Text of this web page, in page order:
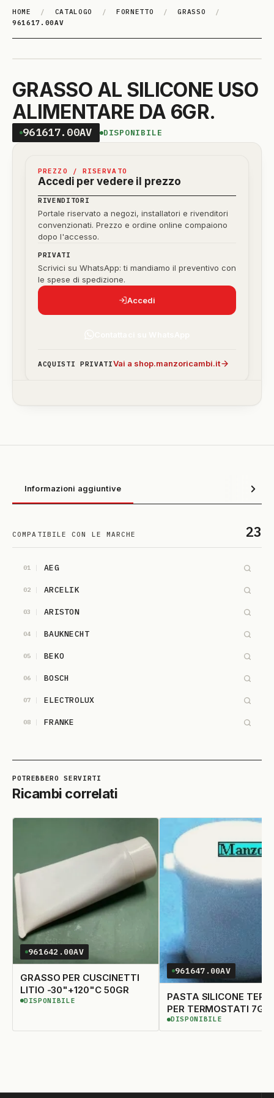
HOME / CATALOGO / FORNETTO / GRASSO
/
961617.00AV
GRASSO AL SILICONE USO
ALIMENTARE DA 6GR.
961617.00AV DISPONIBILE
PREZZO / RISERVATO
Accedi per vedere il prezzo
RIVENDITORI
Portale riservato a negozi, installatori e rivenditori
convenzionati. Prezzo e ordine online compaiono
dopo l'accesso.
PRIVATI
Scrivici su WhatsApp: ti mandiamo il preventivo con
le spese di spedizione.
Accedi
ACQUISTI PRIVATIVai a shop.manzoricambi.it
Informazioni aggiuntive
COMPATIBILE CON LE MARCHE 23
01 AEG
02 ARCELIK
03 ARISTON
04 BAUKNECHT
05 BEKO
06 BOSCH
07 ELECTROLUX
08 FRANKE
11 INDESIT
15
SCHOLTES
SIEMENS
18 SMEG
19 UNIVERSALE
20 WHIRLPOOL
22 ZANUSSI
Ricambi correlati
961642.00AV
GRASSO PER CUSCINETTI
LITIO -30"+120"C 50GR
DISPONIBILE
DISPONIBILE
961647.00AV
PASTA SILICONE
PER TERMOSTATI 7GR.
DISPONIBILE
DISPONIBILE